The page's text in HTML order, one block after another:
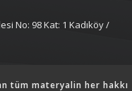
No: 98 Kat: 1 Kadıköy /
tüm materyalin her hakkı